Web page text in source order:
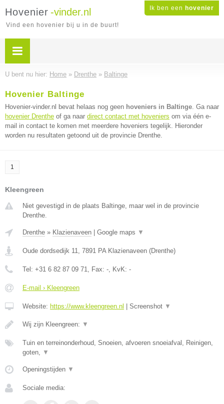
Ik ben een hovenier
Hovenier -vinder.nl
Vind een hovenier bij u in de buurt!
U bent nu hier: Home » Drenthe » Baltinge
Hovenier Baltinge
Hovenier-vinder.nl bevat helaas nog geen hoveniers in Baltinge. Ga naar
hovenier Drenthe of ga naar direct contact met hoveniers om via één e-
mail in contact te komen met meerdere hoveniers tegelijk. Hieronder
worden nu resultaten getoond uit de provincie Drenthe.
1
Kleengreen
Niet gevestigd in de plaats Baltinge, maar wel in de provincie
Drenthe.
Drenthe » Klazienaveen Google maps ▼
Oude dordsedijk 11, 7891 PA Klazienaveen (Drenthe)
Tel: +31 6 82 87 09 71, Fax: -, KvK: -
E-mail › Kleengreen
Website: https://www.kleengreen.nl Screenshot ▼
Wij zijn Kleengreen: ▼
Tuin en terreinonderhoud, Snoeien, afvoeren snoeiafval, Reinigen,
goten, ▼
Openingstijden ▼
Sociale media: